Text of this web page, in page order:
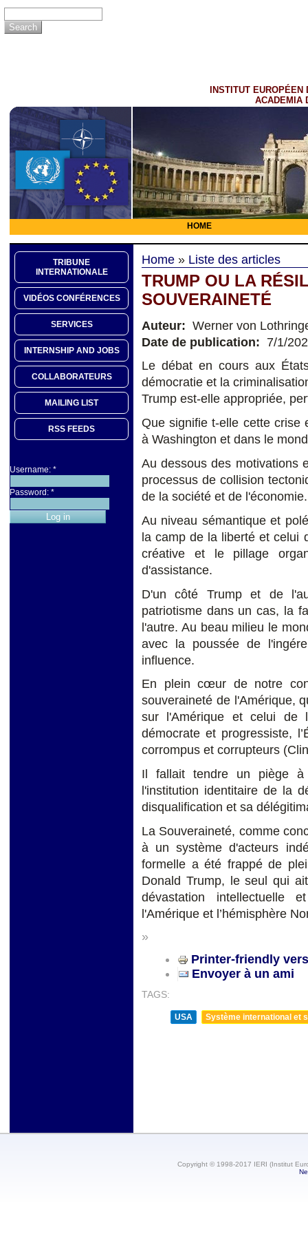
INSTITUT EUROPÉEN
ACADEMIA
HOME
TRIBUNE
INTERNATIONALE
VIDÉOS CONFÉRENCES
SERVICES
INTERNSHIP AND JOBS
COLLABORATEURS
MAILING LIST
RSS FEEDS
Username: *
Password: *
Home » Liste des articles
TRUMP OU LA
SOUVERAINETÉ
Auteur: Werner von
Date de publication: 7/1/
Le débat en cours aux
démocratie et la
Trump est-elle appropriée,
Que signifie t-elle cette crise
à Washington et dans le
Au dessous des motivations
processus de collision
de la société et de l'économie.
Au niveau sémantique et
la camp de la liberté et celui
créative et le pillage
d'assistance.
D'un côté Trump et de
patriotisme dans un cas, la
l'autre. Au beau milieu le
avec la poussée de
influence.
En plein cœur de notre
souveraineté de l'Amérique,
sur l'Amérique et celui de
démocrate et progressiste,
corrompus et corrupteurs
Il fallait tendre un piège à
l'institution identitaire de la
disqualification et sa
La Souveraineté, comme
à un système d'acteurs
formelle a été frappé de
Donald Trump, le seul qui
dévastation intellectuelle
l'Amérique et l’hémisphère
»
Printer-friendly
Envoyer à un ami
TAGS:
USA Système international et
Copyright © 1998-2017 IERI (Institut